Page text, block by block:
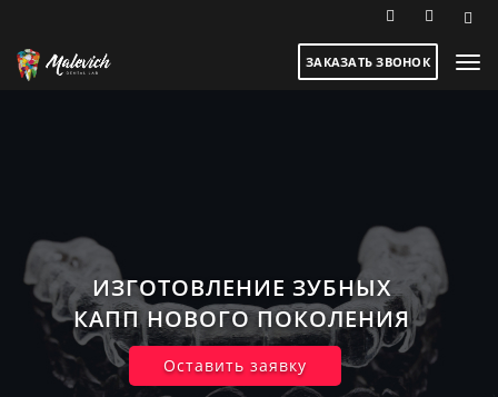
ЗАКАЗАТЬ ЗВОНОК
ИЗГОТОВЛЕНИЕ ЗУБНЫХ
КАПП НОВОГО ПОКОЛЕНИЯ
Оставить заявку